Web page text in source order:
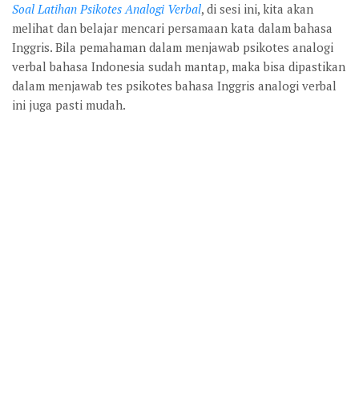
Soal Latihan Psikotes Analogi Verbal, di sesi ini, kita akan
melihat dan belajar mencari persamaan kata dalam bahasa
Inggris. Bila pemahaman dalam menjawab psikotes analogi
verbal bahasa Indonesia sudah mantap, maka bisa dipastikan
dalam menjawab tes psikotes bahasa Inggris analogi verbal
ini juga pasti mudah.